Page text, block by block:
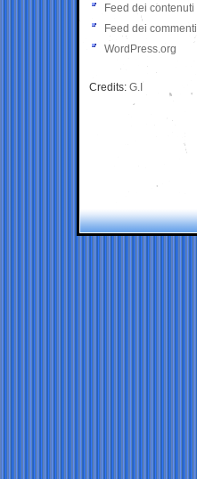
Feed dei contenuti
Feed dei commenti
WordPress.org
Credits: G.I